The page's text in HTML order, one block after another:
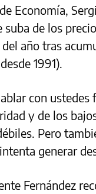
Economía,
suba de los
año tras
1991).
con
y de los
Pero
generar
Fernández